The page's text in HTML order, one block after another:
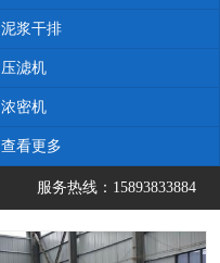
泥浆干排
压滤机
浓密机
查看更多
服务热线：15893833884